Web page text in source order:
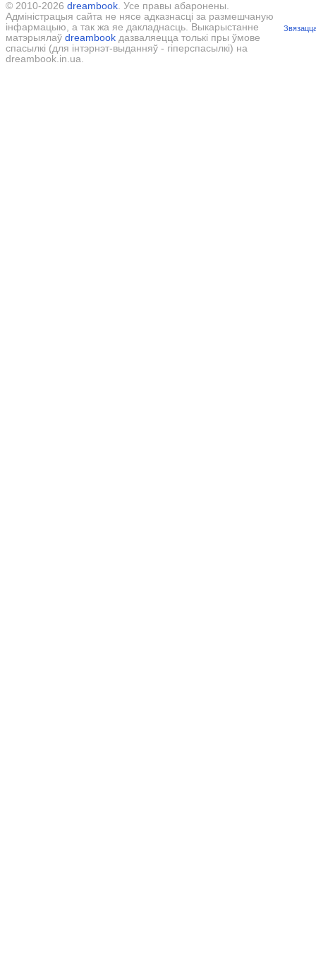
© 2010-2026 dreambook. Усе правы абаронены.
Адміністрацыя сайта не нясе адказнасці за размешчаную
інфармацыю, а так жа яе дакладнасць. Выкарыстанне
матэрыялаў dreambook дазваляецца толькі пры ўмове
спасылкі (для інтэрнэт-выданняў - гіперспасылкі) на
dreambook.in.ua.